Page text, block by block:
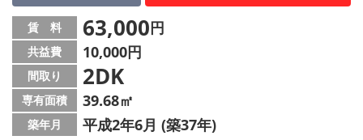
メールでお問い合わせ
賃 料 63,000円
共益費 10,000円
間取り 2DK
専有面積 39.68㎡
築年月 平成2年6月 (築37年)